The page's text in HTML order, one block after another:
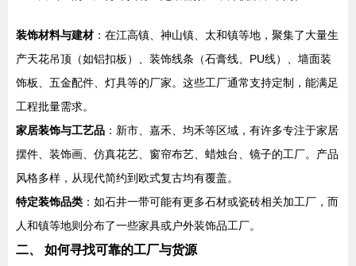
装饰材料与建材：在江高镇、神山镇、太和镇等地，聚集了大量生
产天花吊顶（如铝扣板）、装饰线条（石膏线、PU线）、墙面装
饰板、五金配件、灯具等的厂家。这些工厂通常支持定制，能满足
工程批量需求。
家居装饰与工艺品 ：新市、嘉禾、均禾等区域，有许多专注于家居
摆件、装饰画、仿真花艺、窗帘布艺、蜡烛台、镜子的工厂。产品
风格多样，从现代简约到欧式复古均有覆盖。
特定装饰品类 ：如石井一带可能有更多石材或瓷砖相关加工厂，而
人和镇等地则分布了一些家具或户外装饰品工厂。
二、 如何寻找可靠的工厂与货源